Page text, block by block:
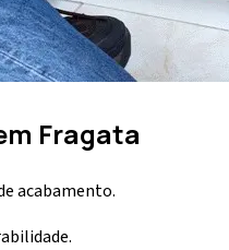
Fragata
acabamento.